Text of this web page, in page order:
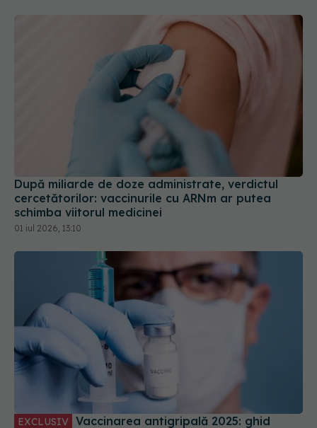
După miliarde de doze administrate, verdictul
cercetătorilor: vaccinurile cu ARNm ar putea
01 iul 2026, 13:10
EXCLUSIV
complet pentru copii, părinți și personal medical